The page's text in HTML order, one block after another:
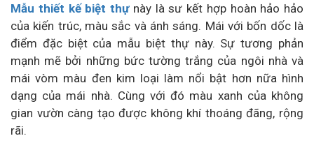
Mẫu thiết kế biệt thựnày là sư kết hợp hoàn hảo hảo
của kiến trúc, màu sắc và ánh sáng. Mái với bốn dốc là
điểm đặc biệt của mẫu biệt thự này. Sự tương phản
mạnh mẽ bởi những bức tường trắng của ngôi nhà và
mái vòm màu đen kim loại làm nổi bật hơn nữa hình
dạng của mái nhà. Cùng với đó màu xanh của không
gian vườn càng tạo được không khí thoáng đãng, rộng
rãi.